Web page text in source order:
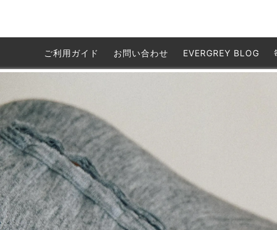
ブランドで絞り込み表示(MEN'S) ブラン
アイテムカテゴリーから探す(LADY'S) アイテ
ご利用ガイド お問い合わせ EVERGREY BLOG